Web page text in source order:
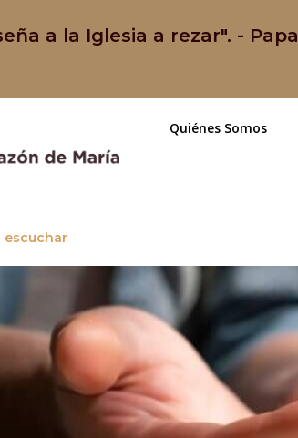
a la Iglesia a rezar". - Papa
Quiénes Somos
escuchar